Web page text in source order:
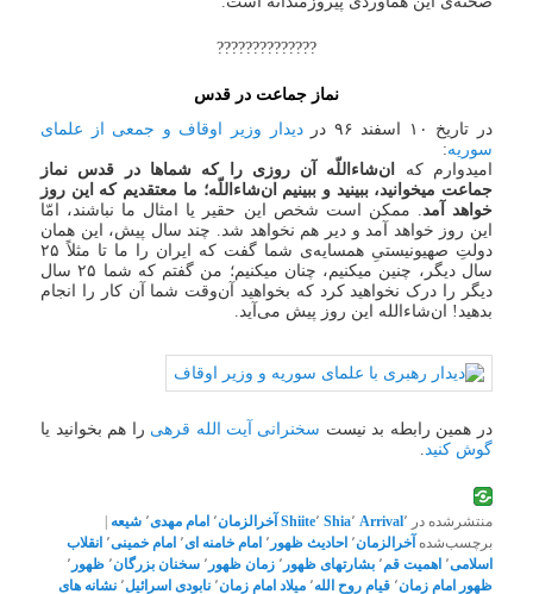
??????????????
نماز جماعت در قدس
در تاریخ ۱۰ اسفند ۹۶ در
دیدار وزیر اوقاف و جمعی از علمای
سوریه:
امیدوارم که
ان‌شاءاللّه آن روزی را که شماها در قدس نماز
جماعت میخوانید، ببینید و ببینیم ان‌شاءاللّه؛ ما معتقدیم که این ‌روز
خواهد آمد . ممکن است شخص این حقیر یا امثال ما نباشند، امّا
این روز خواهد آمد و دیر هم نخواهد شد. چند سال پیش، این همان
دولتِ صهیونیستیِ همسایه‌ی شما گفت که ایران را ما تا مثلاً ۲۵
سال دیگر، چنین میکنیم، چنان میکنیم؛ من گفتم که شما ۲۵ سال
دیگر را درک نخواهید کرد که بخواهید آن‌وقت شما آن کار را انجام
بدهید! ان‌شاءالله این روز پیش می‌آید.
در همین رابطه بد نیست سخنرانی آیت الله قرهی را هم بخوانید یا
گوش کنید
منتشرشده در Arrival٬ Shia٬ Shiite٬ آخرالزمان٬ امام مهدی٬ شیعه |
برچسب‌شده آخرالزمان٬ احادیث ظهور ٬ امام خامنه ای٬ امام خمینی٬ انقلاب
اسلامی٬ اهمیت قم٬ بشارتهای ظهور ٬ زمان ظهور ٬ سخنان بزرگان٬ ظهور ٬
ظهور امام زمان٬ قیام روح الله٬ میلاد امام زمان٬ نابودی اسرائیل٬ نشانه های